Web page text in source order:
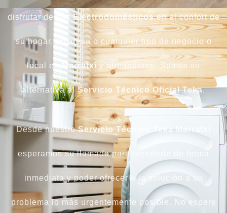
disfrutar de susElectrodomésticosen el confort de
su hogar, empresa o cualquier tipo de negocio o
local enMarratxí y alrededores. Somos su
alternativa alServicio Técnico Oficial Teka.
Desde nuestroServicio Técnico Teka Marratxí
esperamos su llamada para atenderle de forma
inmediata y poder ofrecerle la solución a su
problema lo más urgentemente posible. No espere